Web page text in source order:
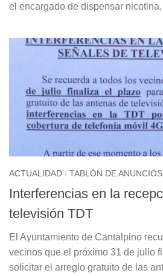
el encargado de dispensar
ACTUALIDAD / TABLÓN DE ANUNCIOS
Interferencias en la
televisión TDT
El Ayuntamiento de Cantalpino
vecinos que el próximo 31 de julio
solicitar el arreglo gratuito de las